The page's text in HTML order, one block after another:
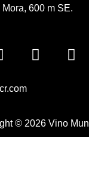
600 m SE.
© 2026 Vino